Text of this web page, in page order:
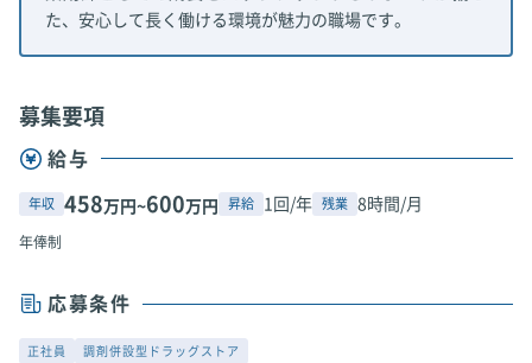
た、安心して長く働ける環境が魅力の職場です。
募集要項
給与
年収 458万円~600万円 昇給 1回/年 残業 8時間/月
年俸制
応募条件
正社員 調剤併設型ドラッグストア